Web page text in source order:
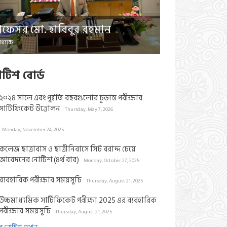
মো. হাবিবুর রহমান
বোর্ড
সালে এবং পূর্ব্বর্তি বছরগুলোর চূড়ান্ত পরীক্ষার
উত্তোলন Thursday, May 7, 2026
Monday, November 24, 2025
ছাত্রাবাস ও ছাত্রীনিবাসে সিট বরাদ্দ চেয়ে
নোটিশ (৪র্থ বার)
Monday, October 27, 2025
পরীক্ষার সময়সূচি Thursday, August 21, 2025
সার্টিফিকেট পরীক্ষা 2025 এর ব্যবহারিক
সময়সূচি Thursday, August 21, 2025